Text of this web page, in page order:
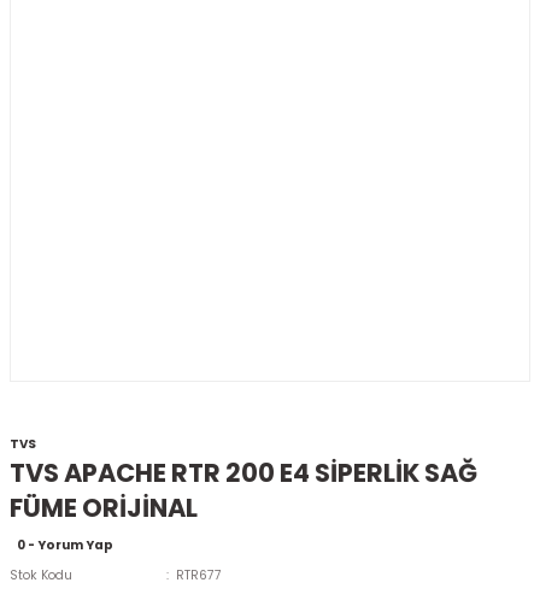
TVS
TVS APACHE RTR 200 E4 SİPERLİK SAĞ
FÜME ORİJİNAL
0 - Yorum Yap
Stok Kodu
RTR677